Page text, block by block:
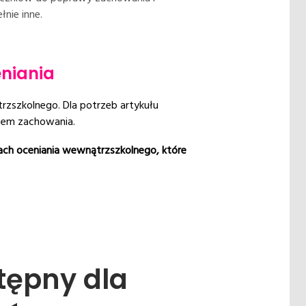
inne.
Dla potrzeb artykułu
zachowania.
oceniania wewnątrzszkolnego, które
dla